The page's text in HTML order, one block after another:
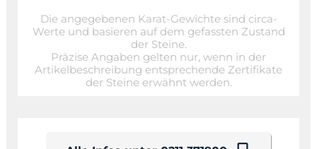
Die angegebenen Karat-Gewichte sind circa-
Werte und basieren auf dem gefassten Zustand
der Steine.
Präzise Angaben gelten nur, wenn in der
Artikelbeschreibung entsprechende Zertifikate
der Steine erwähnt werden.